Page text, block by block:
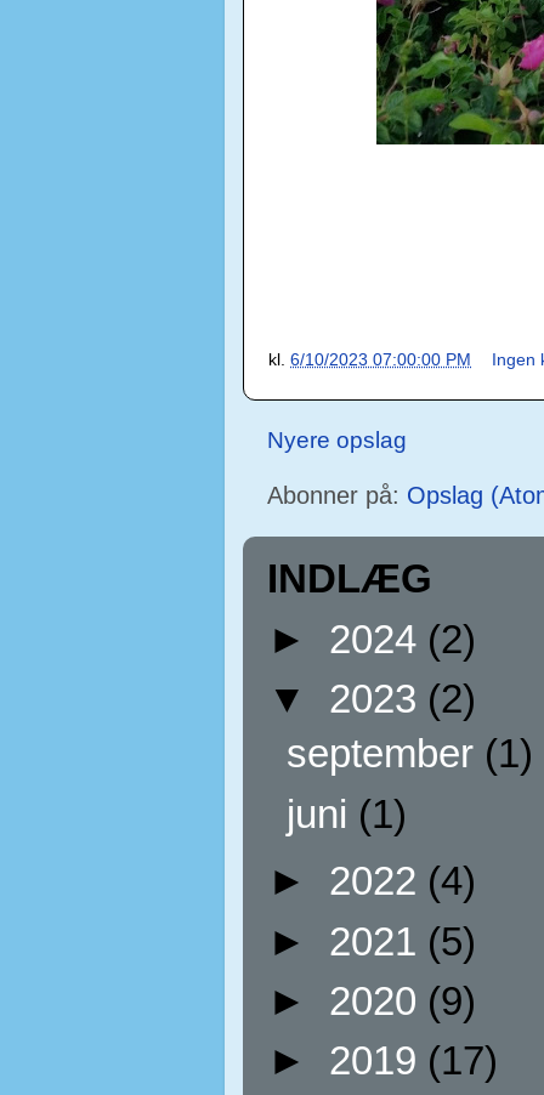
kl. 6/10/2023 07:00:00 PM
Nyere opslag
Abonner på: Opslag
INDLÆG
► 2024 (2)
▼ 2023 (2)
september (1)
juni (1)
► 2022 (4)
► 2021 (5)
► 2020 (9)
► 2019 (17)